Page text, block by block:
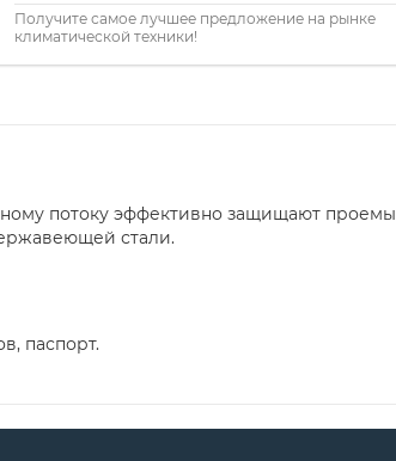
Получите самое лучшее предложение на рынке
климатической техники!
потоку эффективно защищают проемы
стали.
паспорт.